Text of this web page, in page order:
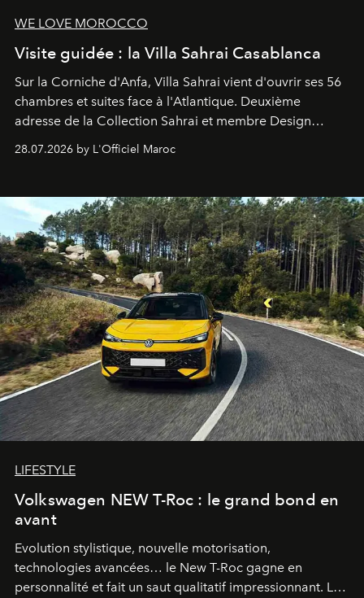
WE LOVE MOROCCO
Visite guidée : la Villa Sahrai Casablanca
Sur la Corniche d'Anfa, Villa Sahrai vient d'ouvrir ses 56
chambres et suites face à l'Atlantique. Deuxième
adresse de la Collection Sahrai et membre Design
Hotels, ce boutique-hôtel cinq étoiles signé Christophe
Pillet promet un lieu de vie complet. On y a déjeuné…
28.07.2026 by L'Officiel Maroc
LIFESTYLE
Volkswagen NEW T-Roc : le grand bond en
avant
Evolution stylistique, nouvelle motorisation,
technologies avancées… le New T-Roc gagne en
personnalité et fait un saut qualitatif impressionnant. Le